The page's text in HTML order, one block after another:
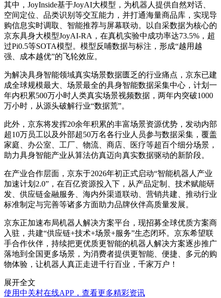
其中，JoyInside基于JoyAI大模型，为机器人提供自然对话、
空间定位、品类识别等交互能力，并打通海量商品库，实现导
购信息实时调取、智能推荐与屏幕联动。以自采数据为核心的
京东具身大模型JoyAI-RA，在真机实验中成功率达73.5%，超
过Pi0.5等SOTA模型。模型反哺数据与标注，形成“越用越
强、成本越优”的飞轮效应。
为解决具身智能领域真实场景数据匮乏的行业痛点，京东已建
成全球规模最大、场景最全的具身智能数据采集中心，计划一
年内积累500万小时人类真实场景视频数据，两年内突破1000
万小时，从源头破解行业“数据荒”。
此外，京东将发挥20余年积累的丰富场景资源优势，发动内部
超10万员工以及外部超50万名各行业人员参与数据采集，覆盖
家庭、办公室、工厂、物流、商店、医疗等超百个细分场景，
助力具身智能产业从算法仿真迈向真实数据驱动的新阶段。
在产业合作层面，京东于2026年初正式启动“智能机器人产业
加速计划2.0”，在百亿资源投入下，从产品定制、技术赋能研
发、供应链金融服务、海内外渠道联动、营销共建、推动行业
标准制定与完善等诸多方面助力品牌伙伴高质量发展。
京东正加速布局机器人解决方案平台，现招募全球优质方案商
入驻，共建“供应链+技术+场景+服务”生态闭环。京东希望联
手合作伙伴，持续把更优质更智能的机器人解决方案逐步推广
落地到全国更多场景，为消费者提供更智能、便捷、多元的购
物体验，让机器人真正走进千行百业，千家万户！
展开全文
使用中关村在线APP，查看更多精彩资讯